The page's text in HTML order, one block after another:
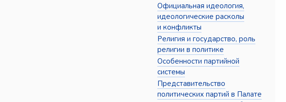
Официальная идеология,
идеологические расколы
и конфликты
Религия и государство, роль
религии в политике
Особенности партийной
системы
Представительство
политических партий в Палате